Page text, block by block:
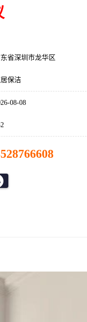
省深圳市龙华区
保洁
08-08